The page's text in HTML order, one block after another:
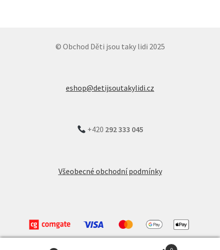
© Obchod Děti jsou taky lidi 2025
eshop@detijsoutakylidi.cz
+420 292 333 045
Všeobecné obchodní podmínky